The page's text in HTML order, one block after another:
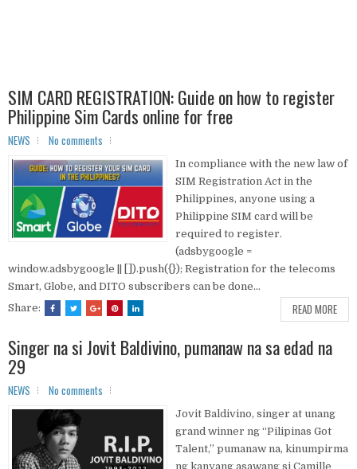
SIM CARD REGISTRATION: Guide on how to register
Philippine Sim Cards online for free
NEWS No comments
In compliance with the new law of
SIM Registration Act in the
Philippines, anyone using a
Philippine SIM card will be
required to register.
(adsbygoogle =
window.adsbygoogle || []).push({}); Registration for the telecoms
Smart, Globe, and DITO subscribers can be done...
Share:
READ MORE
Singer na si Jovit Baldivino, pumanaw na sa edad na
29
NEWS No comments
Jovit Baldivino, singer at unang
grand winner ng “Pilipinas Got
Talent,” pumanaw na, kinumpirma
ng kanyang asawang si Camille